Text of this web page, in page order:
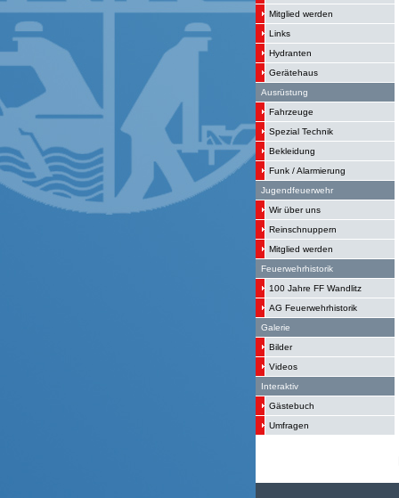
Mitglied werden
Links
Hydranten
Gerätehaus
Ausrüstung
Fahrzeuge
Spezial Technik
Bekleidung
Funk / Alarmierung
Jugendfeuerwehr
Wir über uns
Reinschnuppern
Mitglied werden
Feuerwehrhistorik
100 Jahre FF Wandlitz
AG Feuerwehrhistorik
Galerie
Bilder
Videos
Interaktiv
Gästebuch
Umfragen